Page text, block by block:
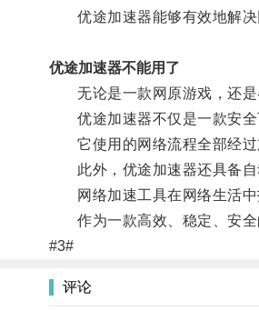
优途加速器能够有效地解决
优途加速器不能用了
无论是一款网原游戏，还是
优途加速器不仅是一款安全
它使用的网络流程全部经过
此外，优途加速器还具备自
网络加速工具在网络生活中
作为一款高效、稳定、安全
#3#
评论